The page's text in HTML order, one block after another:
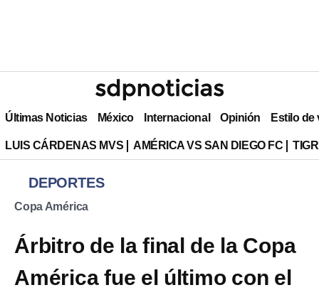
Últimas Noticias México Internacional Opinión Estilo de
LUIS CÁRDENAS MVS AMÉRICA VS SAN DIEGO FC
DEPORTES
Copa América
Árbitro de la final de la Copa
América fue el último con el